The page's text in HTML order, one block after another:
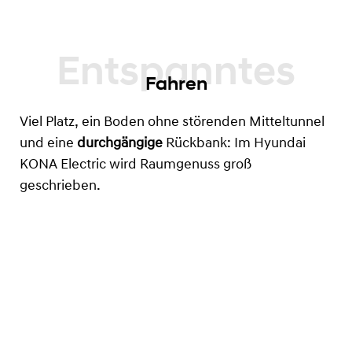
Fahren
Viel Platz, ein Boden ohne störenden Mitteltunnel
und eine durchgängige Rückbank: Im Hyundai
KONA Electric wird Raumgenuss groß
geschrieben.